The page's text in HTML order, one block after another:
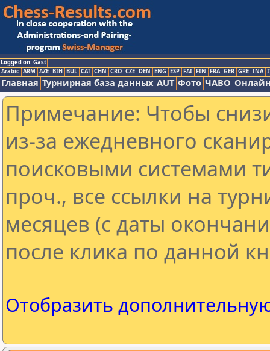
Logged on: Gast
Arabic ARM AZE BIH BUL CAT CHN CRO CZE DEN ENG ESP FAI FIN FRA GER GRE INA
Главная Турнирная база данных AUT Фото ЧАВО
Примечание: Чтобы
из-за ежедневного
поисковыми системами
проч., все ссылки на
месяцев (с даты
после клика по данной
Отобразить